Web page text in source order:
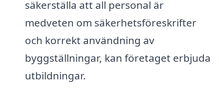
säkerställa att all personal är
medveten om säkerhetsföreskrifter
och korrekt användning av
byggställningar, kan företaget erbjuda
utbildningar.